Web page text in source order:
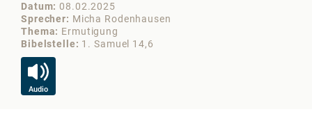
Datum 08.02.2025
Sprecher
Micha Rodenhausen
Thema
Ermutigung
Bibelstelle
1. Samuel 14,6
Audio